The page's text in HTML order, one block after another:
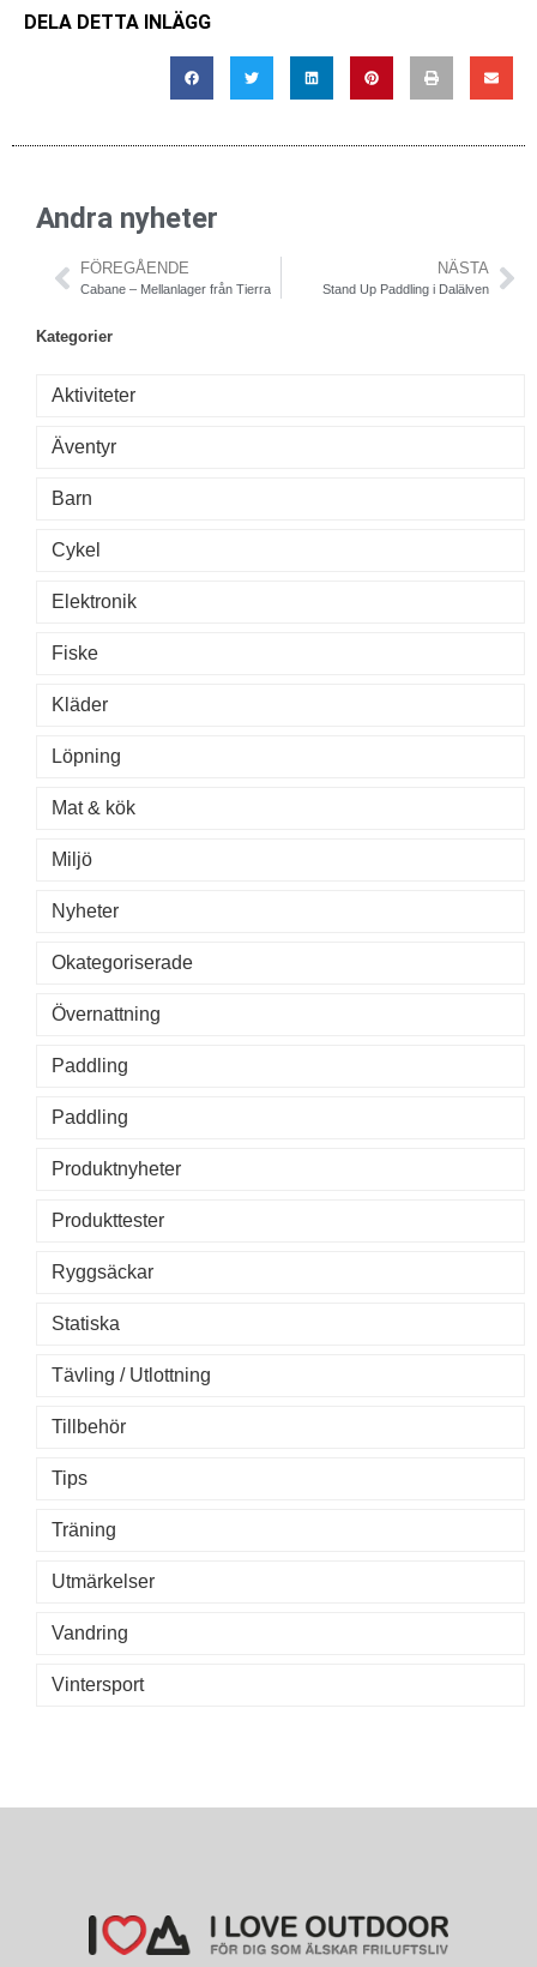
DELA DETTA INLÄGG
Andra nyheter
FÖREGÅENDE
Cabane – Mellanlager från Tierra
NÄSTA
Stand Up Paddling i Dalälven
Kategorier
Aktiviteter
Äventyr
Barn
Cykel
Elektronik
Fiske
Kläder
Löpning
Mat & kök
Miljö
Nyheter
Okategoriserade
Övernattning
Paddling
Paddling
Produktnyheter
Produkttester
Ryggsäckar
Statiska
Tävling / Utlottning
Tillbehör
Tips
Träning
Utmärkelser
Vandring
Vintersport